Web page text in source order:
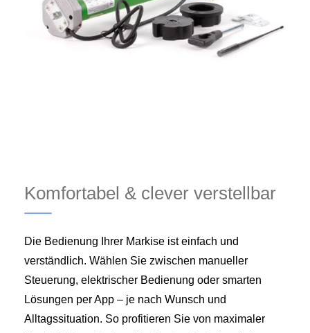
Komfortabel & clever verstellbar
Die Bedienung Ihrer Markise ist einfach und
verständlich. Wählen Sie zwischen manueller
Steuerung, elektrischer Bedienung oder smarten
Lösungen per App – je nach Wunsch und
Alltagssituation. So profitieren Sie von maximaler